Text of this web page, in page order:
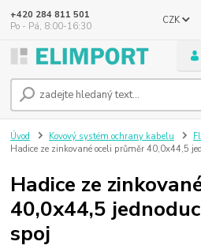
CZK
+420 284 811 501
Po - Pá, 8:00-16:30
Úvod Kovový systém ochrany kabelu
Hadice ze zinkované oceli průměr 40,0x44,5
Hadice ze
40,0x44,5
spoj